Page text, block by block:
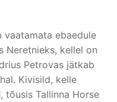
vaatamata ebaedule
Neretnieks, kellel on
Petrovas jätkab
Kivisild, kelle
tõusis Tallinna Horse